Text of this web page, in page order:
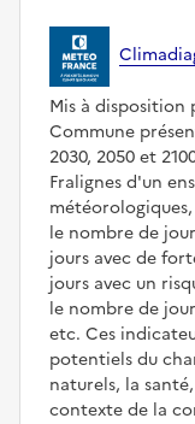
Mis à disposition
Commune
2030, 2050 et
Fralignes d'un
le nombre de
jours avec de
jours avec un
le nombre de
etc. Ces
potentiels du
naturels, la
contexte de la